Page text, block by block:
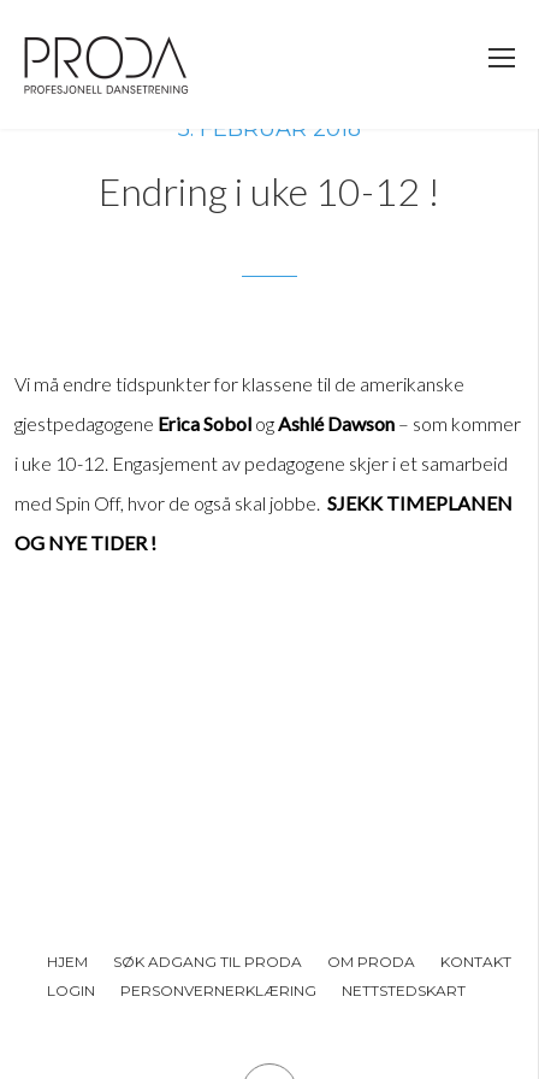
sidens
hovedinnhold
5. FEBRUAR 2018
Endring i uke 10-12 !
Vi må endre tidspunkter for klassene til de amerikanske
gjestpedagogene Erica Sobol ogAshlé Dawson – som kommer
i uke 10-12. Engasjement av pedagogene skjer i et samarbeid
med Spin Off, hvor de også skal jobbe. SJEKK TIMEPLANEN
OG NYE TIDER !
HJEM SØK ADGANG TIL PRODA OM PRODA
KONTAKT
LOGIN
PERSONVERNERKLÆRING NETTSTEDSKART